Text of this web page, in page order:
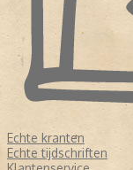
Echte kranten
Echte tijdschriften